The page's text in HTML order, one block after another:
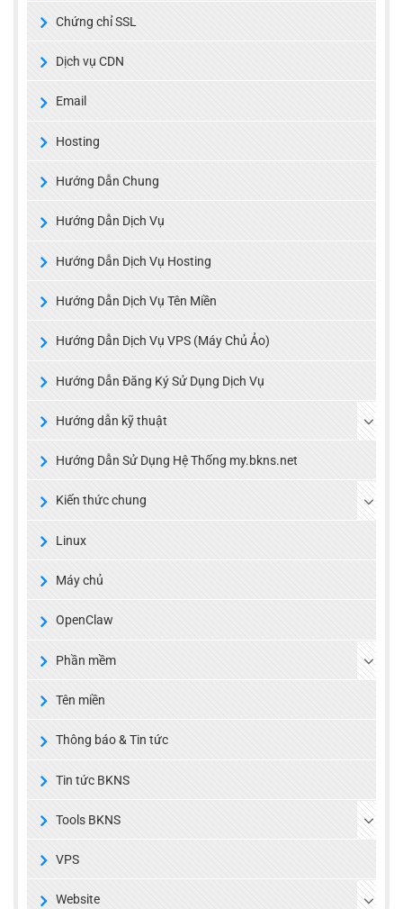
Chứng chỉ SSL
Dịch vụ CDN
Email
Hosting
Hướng Dẫn Chung
Hướng Dẫn Dịch Vụ
Hướng Dẫn Dịch Vụ Hosting
Hướng Dẫn Dịch Vụ Tên Miền
Hướng Dẫn Dịch Vụ VPS (Máy Chủ Ảo)
Hướng Dẫn Đăng Ký Sử Dụng Dịch Vụ
Hướng dẫn kỹ thuật
Hướng Dẫn Sử Dụng Hệ Thống my.bkns.net
Kiến thức chung
Linux
Máy chủ
OpenClaw
Phần mềm
Tên miền
Thông báo & Tin tức
Tin tức BKNS
Tools BKNS
VPS
Website